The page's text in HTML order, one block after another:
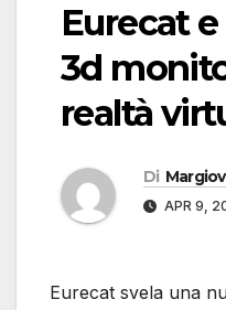
Eurecat
3d
realtà
Di
APR 9,
Eurecat svela una